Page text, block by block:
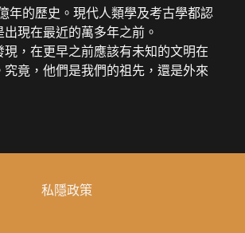
年的歷史。現代人類學及考古學都認
現在最近的萬多年之前。
，在更早之前應該有未知的文明在
竟，他們是我們的祖先，還是外來
私隱政策